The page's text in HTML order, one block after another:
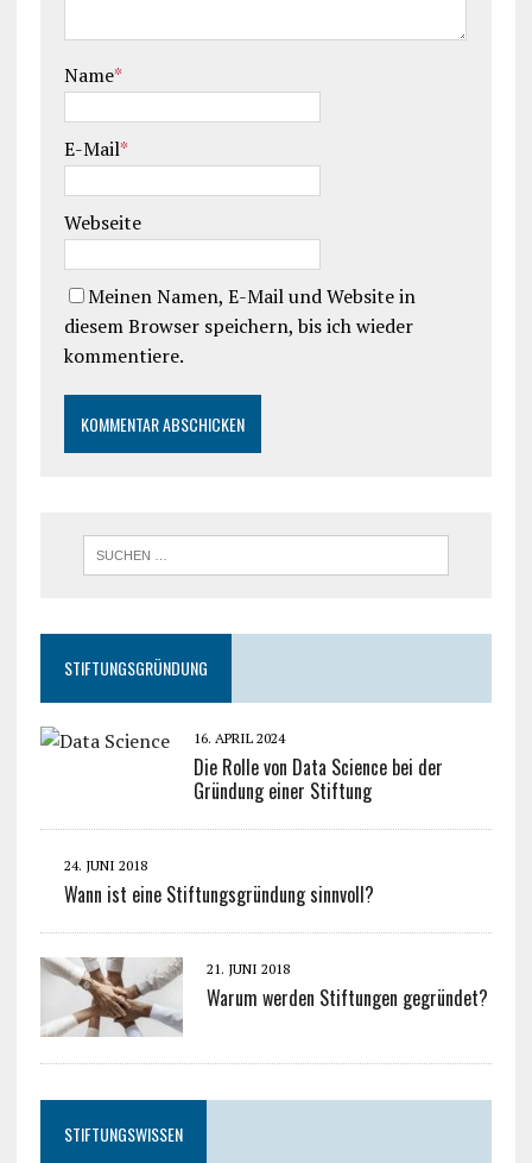
Name*
E-Mail*
Webseite
Meinen Namen, E-Mail und Website in
diesem Browser speichern, bis ich wieder
kommentiere.
STIFTUNGSGRÜNDUNG
16. APRIL 2024
Die Rolle von Data Science bei der
Gründung einer Stiftung
24. JUNI 2018
Wann ist eine Stiftungsgründung sinnvoll?
21. JUNI 2018
Warum werden Stiftungen gegründet?
STIFTUNGSWISSEN